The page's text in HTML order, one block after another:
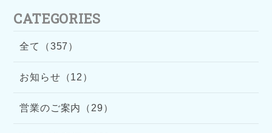
CATEGORIES
全て（357）
お知らせ（12）
営業のご案内（29）